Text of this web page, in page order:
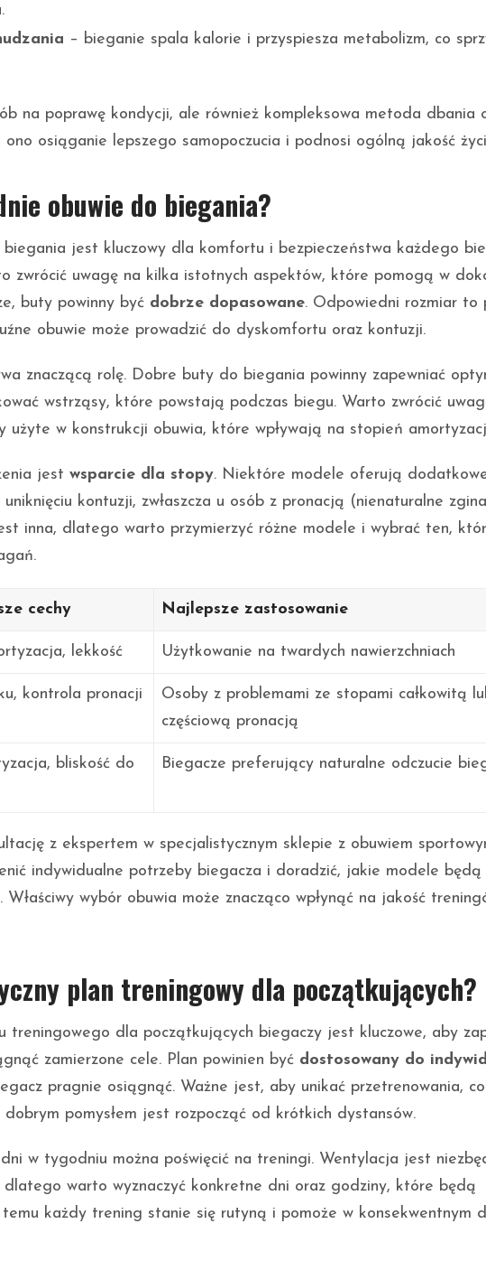
– bieganie spala kalorie i przyspiesza metabolizm, co
na poprawę kondycji, ale również kompleksowa metoda dbania
ono osiąganie lepszego samopoczucia i podnosi ogólną jakość
obuwie do biegania?
jest kluczowy dla komfortu i bezpieczeństwa każdego
zwrócić uwagę na kilka istotnych aspektów, które pomogą w
buty powinny być dobrze dopasowane. Odpowiedni rozmiar to
obuwie może prowadzić do dyskomfortu oraz kontuzji.
znaczącą rolę. Dobre buty do biegania powinny zapewniać
wstrząsy, które powstają podczas biegu. Warto zwrócić
użyte w konstrukcji obuwia, które wpływają na stopień
jest wsparcie dla stopy. Niektóre modele oferują
kontuzji, zwłaszcza u osób z pronacją (nienaturalne
inna, dlatego warto przymierzyć różne modele i wybrać ten,
cechy Najlepsze zastosowanie
lekkość Użytkowanie na twardych nawierzchniach
kontrola pronacji
Osoby z problemami ze stopami całkowitą
częściową pronacją
bliskość do
Biegacze preferujący naturalne odczucie
z ekspertem w specjalistycznym sklepie z obuwiem
indywidualne potrzeby biegacza i doradzić, jakie modele będą
wybór obuwia może znacząco wpłynąć na jakość
plan treningowy dla początkujących?
treningowego dla początkujących biegaczy jest kluczowe, aby
zamierzone cele. Plan powinien być dostosowany do
pragnie osiągnąć. Ważne jest, aby unikać przetrenowania,
pomysłem jest rozpocząć od krótkich dystansów.
w tygodniu można poświęcić na treningi. Wentylacja jest
dlatego warto wyznaczyć konkretne dni oraz godziny, które będą
każdy trening stanie się rutyną i pomoże w konsekwentnym